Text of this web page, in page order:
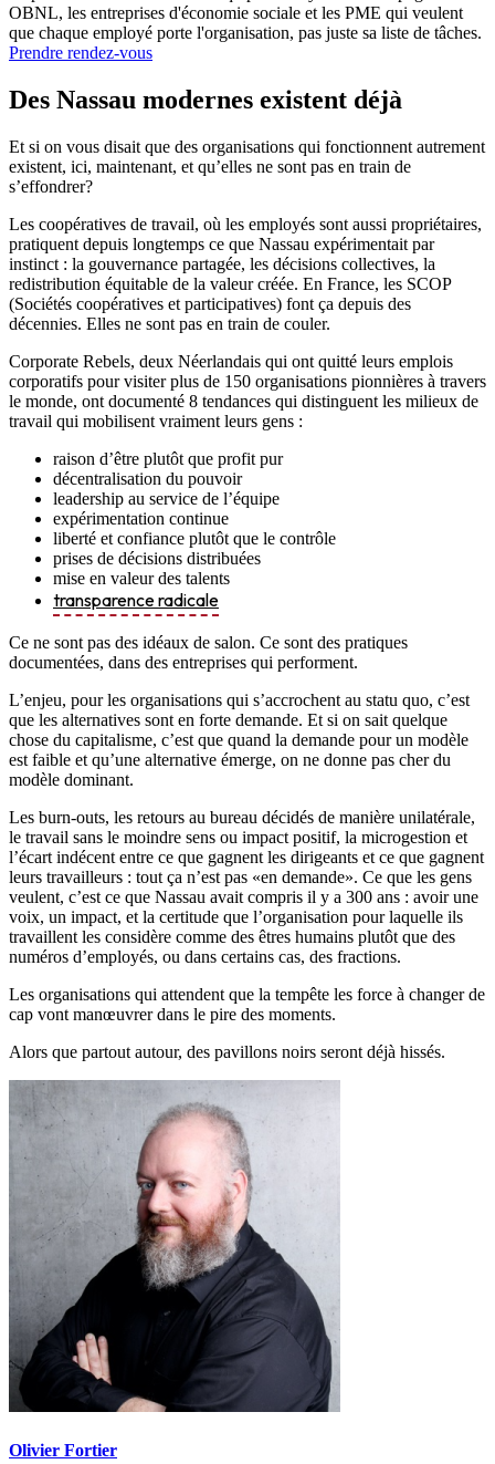
OBNL, les entreprises d'économie sociale et les PME qui veulent
que chaque employé porte l'organisation, pas juste sa liste de tâches.
Prendre rendez-vous
Des Nassau modernes existent déjà
Et si on vous disait que des organisations qui fonctionnent autrement
existent, ici, maintenant, et qu’elles ne sont pas en train de
s’effondrer?
Les coopératives de travail, où les employés sont aussi propriétaires,
pratiquent depuis longtemps ce que Nassau expérimentait par
instinct : la gouvernance partagée, les décisions collectives, la
redistribution équitable de la valeur créée. En France, les SCOP
(Sociétés coopératives et participatives) font ça depuis des
décennies. Elles ne sont pas en train de couler.
Corporate Rebels, deux Néerlandais qui ont quitté leurs emplois
corporatifs pour visiter plus de 150 organisations pionnières à travers
le monde, ont documenté 8 tendances qui distinguent les milieux de
travail qui mobilisent vraiment leurs gens :
raison d’être plutôt que profit pur
décentralisation du pouvoir
leadership au service de l’équipe
expérimentation continue
liberté et confiance plutôt que le contrôle
prises de décisions distribuées
mise en valeur des talents
transparence radicale
Ce ne sont pas des idéaux de salon. Ce sont des pratiques
documentées, dans des entreprises qui performent.
L’enjeu, pour les organisations qui s’accrochent au statu quo, c’est
que les alternatives sont en forte demande. Et si on sait quelque
chose du capitalisme, c’est que quand la demande pour un modèle
est faible et qu’une alternative émerge, on ne donne pas cher du
modèle dominant.
Les burn-outs, les retours au bureau décidés de manière unilatérale,
le travail sans le moindre sens ou impact positif, la microgestion et
l’écart indécent entre ce que gagnent les dirigeants et ce que gagnent
leurs travailleurs : tout ça n’est pas «en demande». Ce que les gens
veulent, c’est ce que Nassau avait compris il y a 300 ans : avoir une
voix, un impact, et la certitude que l’organisation pour laquelle ils
travaillent les considère comme des êtres humains plutôt que des
numéros d’employés, ou dans certains cas, des fractions.
Les organisations qui attendent que la tempête les force à changer de
cap vont manœuvrer dans le pire des moments.
Alors que partout autour, des pavillons noirs seront déjà hissés.
Olivier Fortier